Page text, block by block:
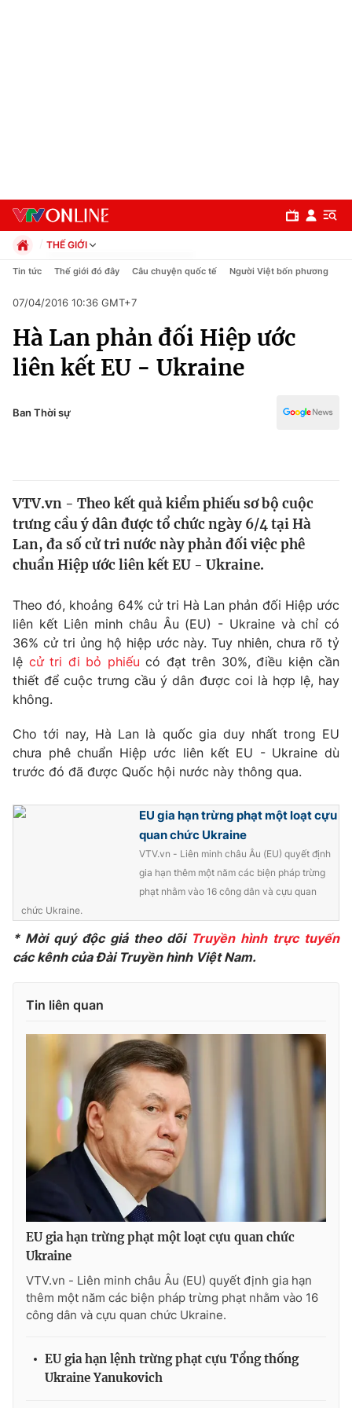
Chuyên mục
Chính trị
Thế giới
Tin tức
Thế giới đó đây
Câu chuyện quốc tế
Tài chính
Thị trường
Góc doanh nghiệp
Dữ liệu và đời sống
Truyền hình
Phim VTV
Hậu trường
Nhân vật
Khán giả
Điện ảnh
Sao
Đời sống
Chất lượng cuộc sống
Giáo dục
Hitech Công nghệ tương lai
Sản phẩm
Thị trường
Giao lưu trực tuyến
Lịch phát sóng
Chuyên mục khác
Emagazine Podcast
Infographic
Video Shorts video
VTV Money VTV Thể thao
VTV Sức khoẻ Bất động sản
Thị trường 24h
VTV4 Vươn mình bằng AI
VTV9 VTV8
THẾ GIỚI
Chính trị
Pháp luật
Kinh tế
Thể thao
Truyền hình
Y tế
Tin tức Thế giới đó đây Câu chuyện quốc tế Người Việt bốn phương
07/04/2016 10:36 GMT+7
Hà Lan phản đối Hiệp ước
liên kết EU - Ukraine
Ban Thời sự
VTV.vn - Theo kết quả kiểm phiếu sơ bộ cuộc
trưng cầu ý dân được tổ chức ngày 6/4 tại Hà
Lan, đa số cử tri nước này phản đối việc phê
chuẩn Hiệp ước liên kết EU - Ukraine.
Theo đó, khoảng 64% cử tri Hà Lan phản đối Hiệp ước
liên kết Liên minh châu Âu (EU) - Ukraine và chỉ có
36% cử tri ủng hộ hiệp ước này. Tuy nhiên, chưa rõ tỷ
lệ cử tri đi bỏ phiếu có đạt trên 30%, điều kiện cần
thiết để cuộc trưng cầu ý dân được coi là hợp lệ, hay
không.
Cho tới nay, Hà Lan là quốc gia duy nhất trong EU
chưa phê chuẩn Hiệp ước liên kết EU - Ukraine dù
trước đó đã được Quốc hội nước này thông qua.
EU gia hạn trừng phạt một loạt cựu
quan chức Ukraine
VTV.vn - Liên minh châu Âu (EU) quyết định
gia hạn thêm một năm các biện pháp trừng
phạt nhằm vào 16 công dân và cựu quan
chức Ukraine.
* Mời quý độc giả theo dõi Truyền hình trực tuyến
các kênh của Đài Truyền hình Việt Nam.
Tin liên quan
EU gia hạn trừng phạt một loạt cựu quan chức
Ukraine
VTV.vn - Liên minh châu Âu (EU) quyết định gia hạn
thêm một năm các biện pháp trừng phạt nhằm vào 16
công dân và cựu quan chức Ukraine.
EU gia hạn lệnh trừng phạt cựu Tổng thống
Ukraine Yanukovich